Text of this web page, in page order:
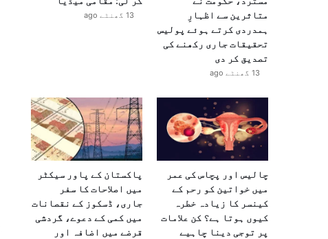
متاثرین سے اظہارِ
ہمدردی کرتے ہوئے پولیس
تحقیقات جاری رکھنے کی
تصدیق کر دی
13 گھنٹے ago
13 گھنٹے ago
چالیس اور پچاس کی عمر
میں خواتین کو رحم کے
کینسر کا زیادہ خطرہ
کیوں ہوتا ہے؟ کن علامات
پر توجی دینا چاہیے
پاکستان کے پاور سیکٹر
میں اصلاحات کا سفر
جاری، ڈسکوز کے نقصانات
میں کمی کے دعوے، گردشی
قرضے میں اضافہ اور